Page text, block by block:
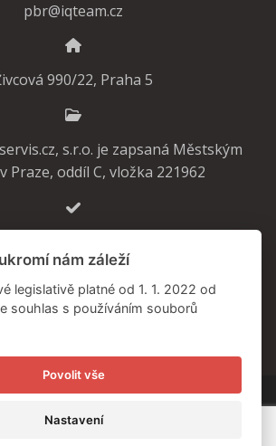
pbr@iqteam.cz
990/22, Praha 5
s.r.o. je zapsaná Městským
Praze, oddíl C, vložka 221962
Cookies
nám záleží
legislativě platné od 1. 1. 2022 od
souhlas s používáním souborů
Povolit vše
Nastavení